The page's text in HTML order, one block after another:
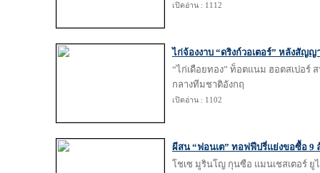
เปิดอ่าน : 1112
ไก่จ้องงาบ “ดริงก์วอเตอร์” หลังสัญญ
“ไก่เดือยทอง” ท็อตแนม ฮอตสเปอร์
กลางทีมชาติอังกฤ
เปิดอ่าน : 1102
ผีสน “ฟอนเต” ทอฟฟีปรี่แย่งขอซื้อ 9
โชเซ มูรินโญ กุนซือ แมนเชสเตอร์ ยู